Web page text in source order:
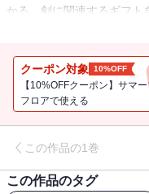
かる。剣に関連するギフト
境領地の領主としてメル
しかけてくる。そんなマ
うちに、領地はみるみる
クーポン対象 10%OFF
【10%OFFクーポン】サマ
フロアで使える
この作品の1巻
この作品のタグ